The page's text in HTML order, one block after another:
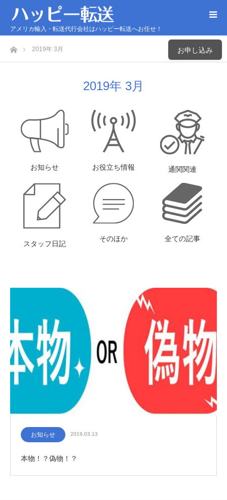
アメリカ輸入・転送代行会社はハッピー転送へお任せ！
お申し込み
ホーム2019年 3月
2019年 3月
お知らせ お役立ち情報 通関関連
スタッフ日記
そのほか 全ての記事
お知らせ 2019.03.13
本物！？偽物！？